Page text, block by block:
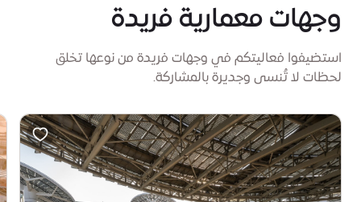
وجهات معمارية فريدة
استضيفوا فعاليتكم في وجهات فريدة من نوعها تخلق
لحظات لا تُنسى وجديرة بالمشاركة.